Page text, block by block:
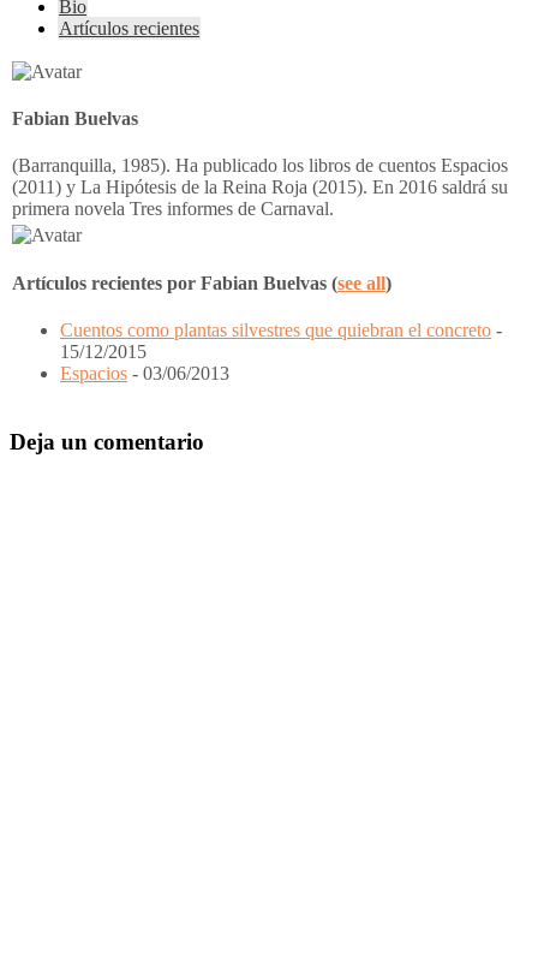
following
tabs
content
Bio
Artículos recientes
Fabian Buelvas
(Barranquilla, 1985). Ha publicado los libros de cuentos Espacios
(2011) y La Hipótesis de la Reina Roja (2015). En 2016 saldrá su
primera novela Tres informes de Carnaval.
Artículos recientes por Fabian Buelvas (see all)
Cuentos como plantas silvestres que quiebran el concreto -
15/12/2015
Espacios - 03/06/2013
del
Deja un comentario